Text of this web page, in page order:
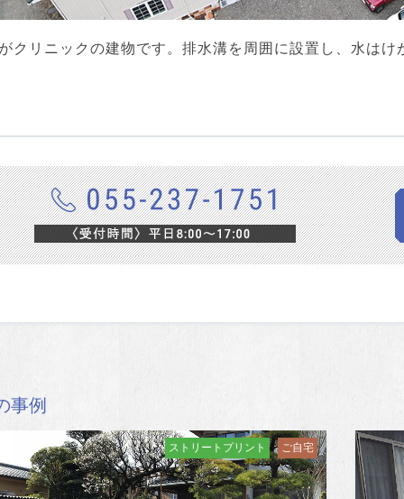
クリニックの建物です。排水溝を周囲に設置し、水は
事例
ストリートプリント ご自宅